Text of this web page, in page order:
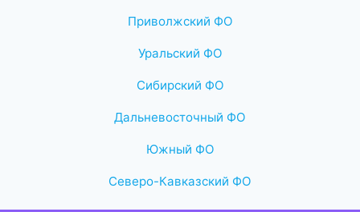
Приволжский ФО
Уральский ФО
Сибирский ФО
Дальневосточный ФО
Южный ФО
Северо-Кавказский ФО